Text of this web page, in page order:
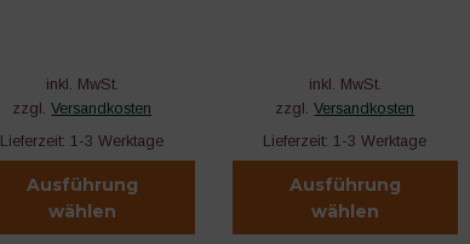
inkl. MwSt.
zzgl.Versandkosten
Lieferzeit: 1-3 Werktage
Ausführung
wählen
inkl. MwSt.
zzgl.Versandkosten
Lieferzeit: 1-3 Werktage
Ausführung
wählen